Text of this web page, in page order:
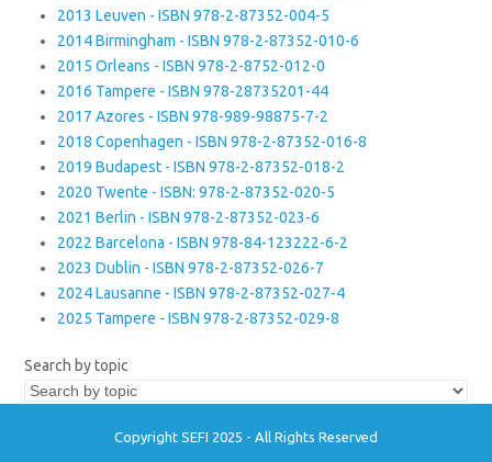
2013 Leuven - ISBN 978-2-87352-004-5
2014 Birmingham - ISBN 978-2-87352-010-6
2015 Orleans - ISBN 978-2-8752-012-0
2016 Tampere - ISBN 978-28735201-44
2017 Azores - ISBN 978-989-98875-7-2
2018 Copenhagen - ISBN 978-2-87352-016-8
2019 Budapest - ISBN 978-2-87352-018-2
2020 Twente - ISBN: 978-2-87352-020-5
2021 Berlin - ISBN 978-2-87352-023-6
2022 Barcelona - ISBN 978-84-123222-6-2
2023 Dublin - ISBN 978-2-87352-026-7
2024 Lausanne - ISBN 978-2-87352-027-4
2025 Tampere - ISBN 978-2-87352-029-8
Search by topic
Copyright SEFI 2025 - All Rights Reserved